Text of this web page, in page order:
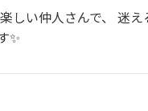
い仲人さんで、 迷
✨